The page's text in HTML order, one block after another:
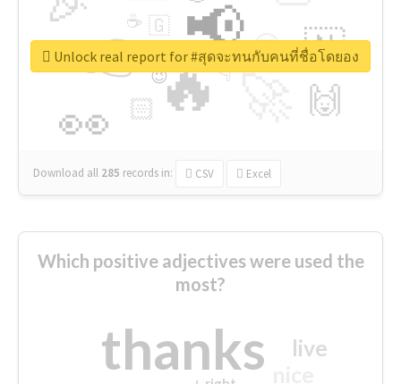
🔥
👉 📢
👀
🇳
🙌
😍
🏻
👇
🇬
🔷
☕
😉
🎡
Download all 285 records in: CSV Excel
Unlock real report for #สุดจะทนกับคนที่ชื่อโดยอง
Which positive adjectives were used the
most?
thanks live